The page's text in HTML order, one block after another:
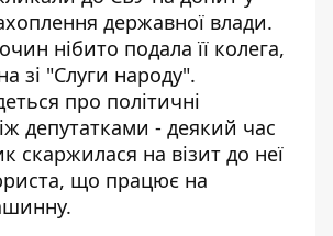
державної влади.
нібито подала її колега,
зі "Слуги народу".
про політичні
депутатками - деякий час
скаржилася на візит до неї
що працює на